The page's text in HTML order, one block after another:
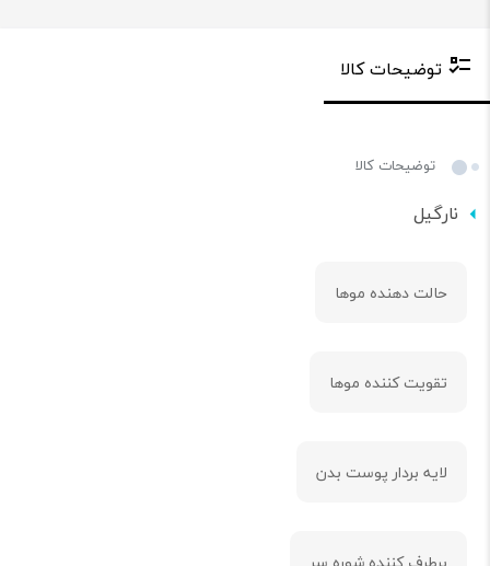
توضیحات کالا
توضیحات کالا
نارگیل
حالت دهنده موها
تقویت کننده موها
لایه بردار پوست بدن